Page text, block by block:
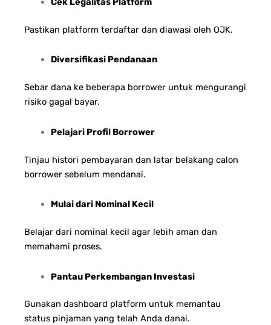
Pastikan platform terdaftar dan diawasi oleh OJK.
Diversifikasi Pendanaan
Sebar dana ke beberapa borrower untuk mengurangi
risiko gagal bayar.
Pelajari Profil Borrower
Tinjau histori pembayaran dan latar belakang calon
borrower sebelum mendanai.
Mulai dari Nominal Kecil
Belajar dari nominal kecil agar lebih aman dan
memahami proses.
Pantau Perkembangan Investasi
Gunakan dashboard platform untuk memantau
status pinjaman yang telah Anda danai.